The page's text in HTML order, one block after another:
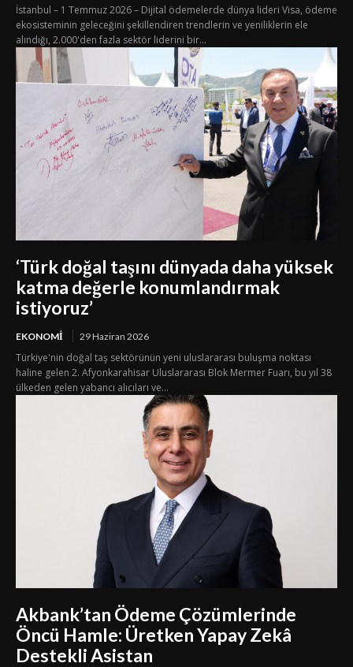
İstanbul – 1 Temmuz 2026 – Dijital ödemelerde dünya lideri Visa, ödeme
ekosisteminin geleceğini şekillendiren trendlerin ve yeniliklerin ele
alındığı, 2.000'den fazla sektör liderini bir...
‘Türk doğal taşını dünyada daha yüksek
katma değerle konumlandırmak
istiyoruz’
EKONOMI 29 Haziran 2026
Türkiye'nin doğal taş sektörünün yeni uluslararası buluşma noktası
haline gelen 2. Afyonkarahisar Uluslararası Blok Mermer Fuarı, bu yıl 38
ülkeden gelen yabancı alıcıları ve...
Akbank’tan Ödeme Çözümlerinde
Öncü Hamle: Üretken Yapay Zekâ
Destekli Asistan